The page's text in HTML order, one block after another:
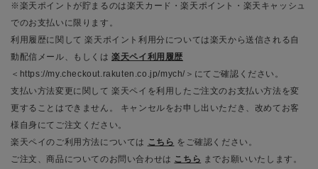
※楽天ポイントが貯まるのは楽天カード・楽天ポイント・楽天キャッシュ
でのお支払いに限ります。
利用履歴に関して 楽天ポイント利用分については楽天から送信される自
動配信メール、もしくは楽天ペイ利用履歴
＜https://my.checkout.rakuten.co.jp/mych/＞にてご確認ください。
支払い方法変更に関して 楽天ペイを利用したご注文のお支払い方法を変
更することはできません。 キャンセルをお申し出いただき、改めてお客
様自身にてご注文ください。
楽天ペイのご利用方法については こちら をご確認ください。
ご注文、商品についてのお問い合わせは こちら までお願いいたします。